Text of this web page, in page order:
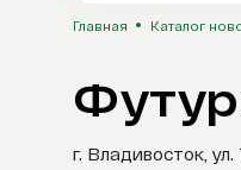
Главная Каталог
г. Владивосток, ул.